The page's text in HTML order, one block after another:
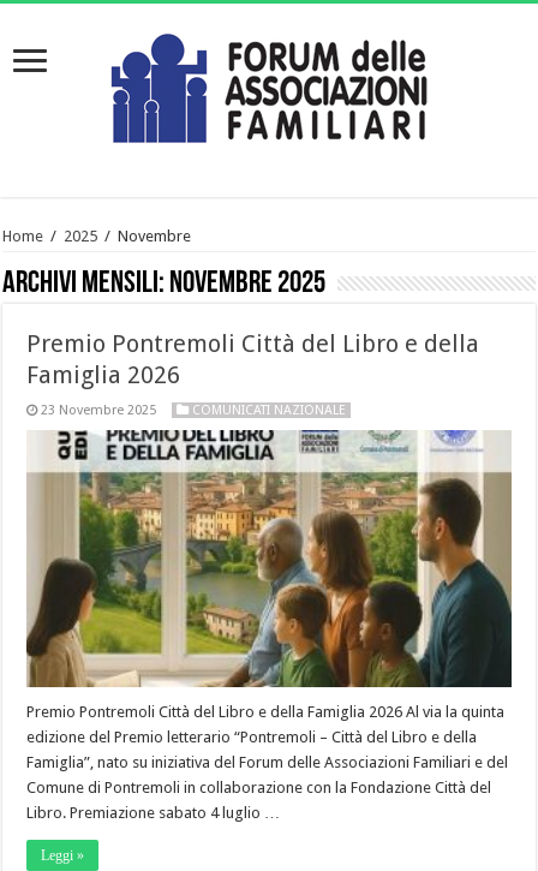
Home / 2025 / Novembre
Archivi mensili: Novembre 2025
Premio Pontremoli Città del Libro e della
Famiglia 2026
23 Novembre 2025 COMUNICATI NAZIONALE
Premio Pontremoli Città del Libro e della Famiglia 2026 Al via la quinta
edizione del Premio letterario “Pontremoli – Città del Libro e della
Famiglia”, nato su iniziativa del Forum delle Associazioni Familiari e del
Comune di Pontremoli in collaborazione con la Fondazione Città del
Libro. Premiazione sabato 4 luglio …
Leggi »